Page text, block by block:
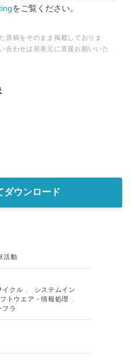
をご覧ください。
原稿をそのまま掲載しておりま
合わせは発表元に直接お願いいた
ダウンロード
活動
イクル
システムイン
トウエア・情報処理
ラ